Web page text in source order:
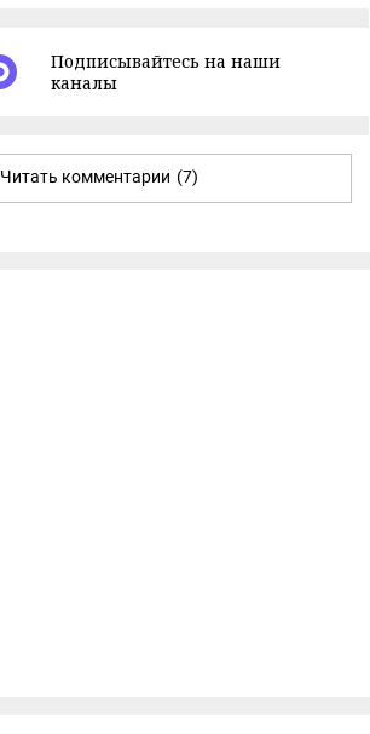
Подписывайтесь на наши
каналы
Читать комментарии (7)